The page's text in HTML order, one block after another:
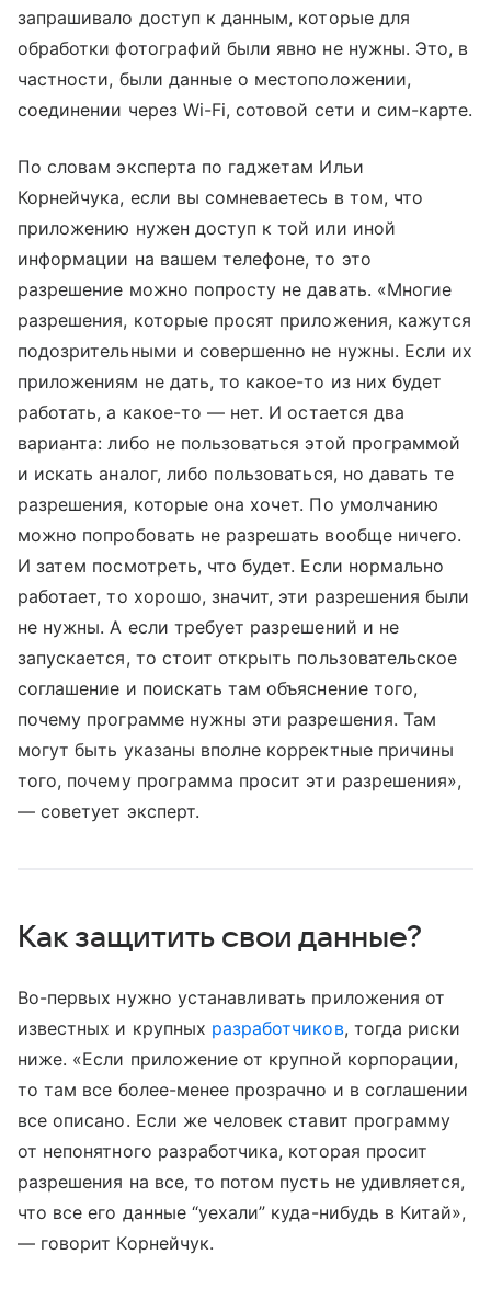
запрашивало доступ к данным, которые для
обработки фотографий были явно не нужны. Это, в
частности, были данные о местоположении,
соединении через Wi-Fi, сотовой сети и сим-карте.
По словам эксперта по гаджетам Ильи
Корнейчука, если вы сомневаетесь в том, что
приложению нужен доступ к той или иной
информации на вашем телефоне, то это
разрешение можно попросту не давать. «Многие
разрешения, которые просят приложения, кажутся
подозрительными и совершенно не нужны. Если их
приложениям не дать, то какое-то из них будет
работать, а какое-то — нет. И остается два
варианта: либо не пользоваться этой программой
и искать аналог, либо пользоваться, но давать те
разрешения, которые она хочет. По умолчанию
можно попробовать не разрешать вообще ничего.
И затем посмотреть, что будет. Если нормально
работает, то хорошо, значит, эти разрешения были
не нужны. А если требует разрешений и не
запускается, то стоит открыть пользовательское
соглашение и поискать там объяснение того,
почему программе нужны эти разрешения. Там
могут быть указаны вполне корректные причины
того, почему программа просит эти разрешения»,
— советует эксперт.
Как защитить свои данные?
Во-первых нужно устанавливать приложения от
известных и крупных разработчиков, тогда риски
ниже. «Если приложение от крупной корпорации,
то там все более-менее прозрачно и в соглашении
все описано. Если же человек ставит программу
от непонятного разработчика, которая просит
разрешения на все, то потом пусть не удивляется,
что все его данные “уехали” куда-нибудь в Китай»,
— говорит Корнейчук.